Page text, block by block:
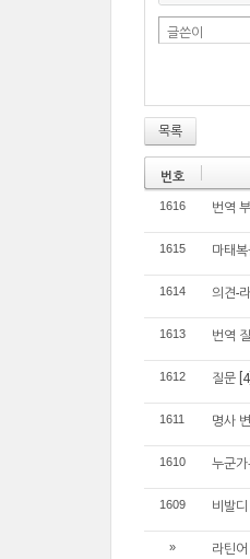
글쓴이
목록
번호
1616 번역
1615 마태
1614 의견-
1613 번역
1612 질문 [4]
1611 명사
1610 누군가
1609 비발
» 라틴